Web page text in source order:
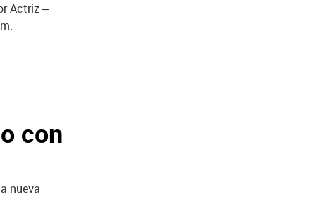
Actriz –
con
nueva